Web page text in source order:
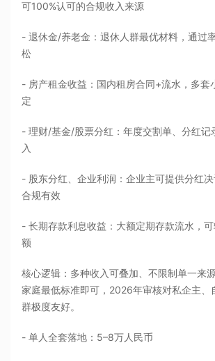
可100%认可的合规收入来源
- 退休金/养老金：退休人群最优材料，通过
松
- 房产租金收益：国内租房合同+流水，多套
定
- 理财/基金/股票分红：年度交割单、分红记
入
- 股东分红、企业利润：企业主可提供分红决
合规有效
- 长期存款利息收益：大额定期存款流水，
额
核心逻辑：多种收入可叠加、不限制单一来
家庭最低标准即可，2026年审核对私企主、
群极度友好。
- 单人全套落地：5–8万人民币